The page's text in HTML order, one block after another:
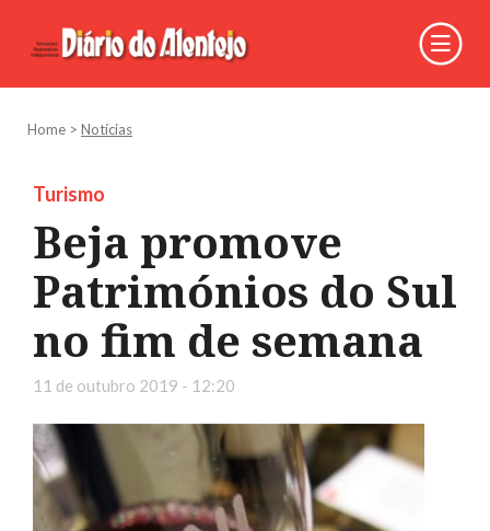
Home > Notícias
Turismo
Beja promove
Patrimónios do Sul
no fim de semana
11 de outubro 2019 - 12:20